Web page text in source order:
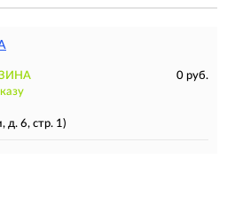
0 руб.
6, стр. 1)